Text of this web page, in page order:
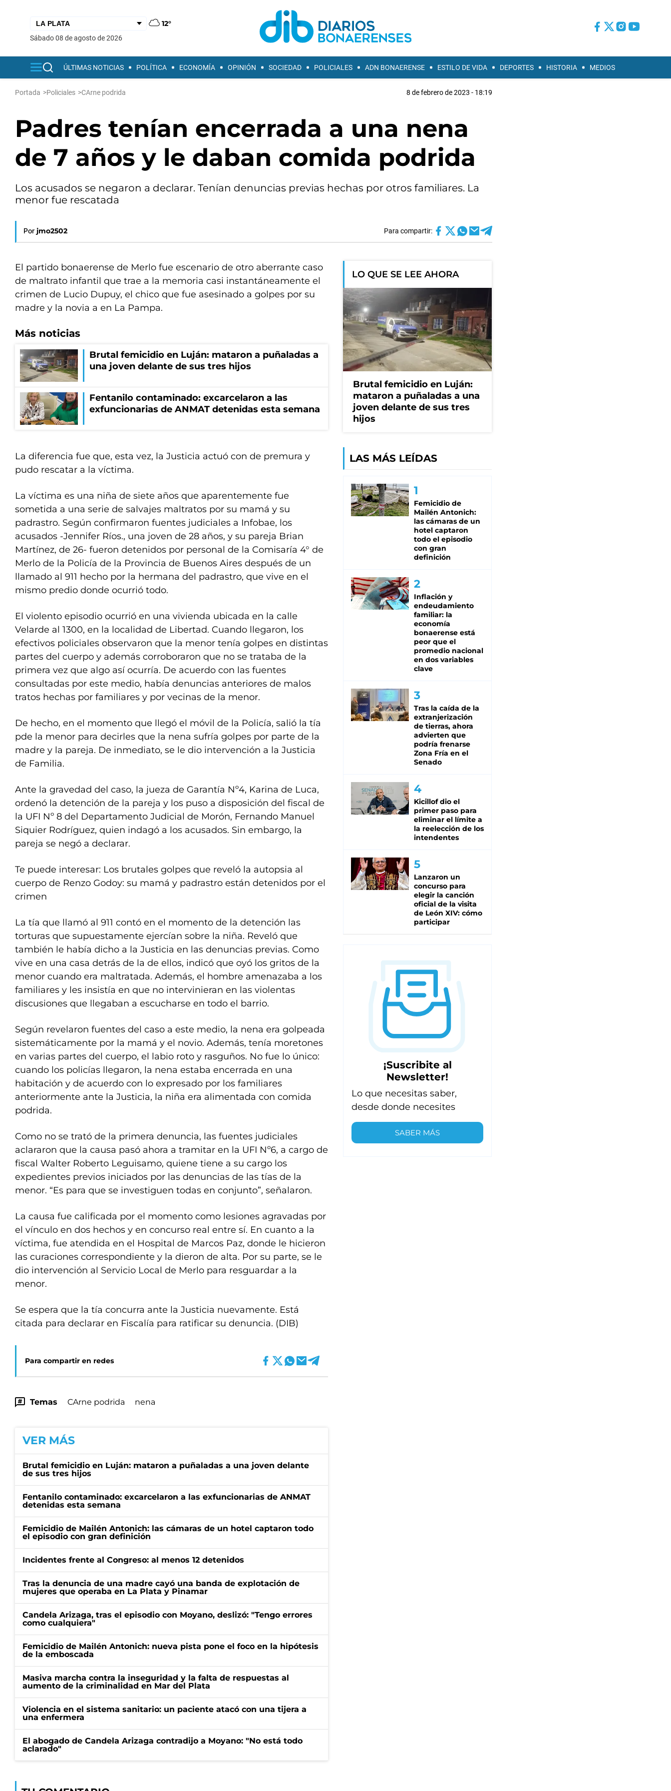
12°
sábado 08 de agosto de 2026
ÚLTIMAS NOTICIAS POLÍTICA ECONOMÍA OPINIÓN SOCIEDAD POLICIALES ADN BONAERENSE ESTILO DE VIDA DEPORTES HISTORIA MEDIOS
Portada >Policiales >CArne podrida 8 de febrero de 2023 - 18:19
Padres tenían encerrada a una nena
de 7 años y le daban comida podrida
Los acusados se negaron a declarar. Tenían denuncias previas hechas por otros familiares. La
menor fue rescatada
Por jmo2502 Para compartir:
El partido bonaerense de Merlo fue escenario de otro aberrante caso
de maltrato infantil que trae a la memoria casi instantáneamente el
crimen de Lucio Dupuy, el chico que fue asesinado a golpes por su
madre y la novia a en La Pampa.
Más noticias
Brutal femicidio en Luján: mataron a puñaladas a
una joven delante de sus tres hijos
Fentanilo contaminado: excarcelaron a las
exfuncionarias de ANMAT detenidas esta semana
La diferencia fue que, esta vez, la Justicia actuó con de premura y
pudo rescatar a la víctima.
La víctima es una niña de siete años que aparentemente fue
sometida a una serie de salvajes maltratos por su mamá y su
padrastro. Según confirmaron fuentes judiciales a Infobae, los
acusados -Jennifer Ríos., una joven de 28 años, y su pareja Brian
Martínez, de 26- fueron detenidos por personal de la Comisaría 4° de
Merlo de la Policía de la Provincia de Buenos Aires después de un
llamado al 911 hecho por la hermana del padrastro, que vive en el
mismo predio donde ocurrió todo.
El violento episodio ocurrió en una vivienda ubicada en la calle
Velarde al 1300, en la localidad de Libertad. Cuando llegaron, los
efectivos policiales observaron que la menor tenía golpes en distintas
partes del cuerpo y además corroboraron que no se trataba de la
primera vez que algo así ocurría. De acuerdo con las fuentes
consultadas por este medio, había denuncias anteriores de malos
tratos hechas por familiares y por vecinas de la menor.
De hecho, en el momento que llegó el móvil de la Policía, salió la tía
pde la menor para decirles que la nena sufría golpes por parte de la
madre y la pareja. De inmediato, se le dio intervención a la Justicia
de Familia.
Ante la gravedad del caso, la jueza de Garantía Nº4, Karina de Luca,
ordenó la detención de la pareja y los puso a disposición del fiscal de
la UFI Nº 8 del Departamento Judicial de Morón, Fernando Manuel
Siquier Rodríguez, quien indagó a los acusados. Sin embargo, la
pareja se negó a declarar.
Te puede interesar: Los brutales golpes que reveló la autopsia al
cuerpo de Renzo Godoy: su mamá y padrastro están detenidos por el
crimen
La tía que llamó al 911 contó en el momento de la detención las
torturas que supuestamente ejercían sobre la niña. Reveló que
también le había dicho a la Justicia en las denuncias previas. Como
vive en una casa detrás de la de ellos, indicó que oyó los gritos de la
menor cuando era maltratada. Además, el hombre amenazaba a los
familiares y les insistía en que no intervinieran en las violentas
discusiones que llegaban a escucharse en todo el barrio.
Según revelaron fuentes del caso a este medio, la nena era golpeada
sistemáticamente por la mamá y el novio. Además, tenía moretones
en varias partes del cuerpo, el labio roto y rasguños. No fue lo único:
cuando los policías llegaron, la nena estaba encerrada en una
habitación y de acuerdo con lo expresado por los familiares
anteriormente ante la Justicia, la niña era alimentada con comida
podrida.
Como no se trató de la primera denuncia, las fuentes judiciales
aclararon que la causa pasó ahora a tramitar en la UFI Nº6, a cargo de
fiscal Walter Roberto Leguisamo, quiene tiene a su cargo los
expedientes previos iniciados por las denuncias de las tías de la
menor. “Es para que se investiguen todas en conjunto”, señalaron.
La causa fue calificada por el momento como lesiones agravadas por
el vínculo en dos hechos y en concurso real entre sí. En cuanto a la
víctima, fue atendida en el Hospital de Marcos Paz, donde le hicieron
las curaciones correspondiente y la dieron de alta. Por su parte, se le
dio intervención al Servicio Local de Merlo para resguardar a la
menor.
Se espera que la tía concurra ante la Justicia nuevamente. Está
citada para declarar en Fiscalía para ratificar su denuncia. (DIB)
Para compartir en redes
Temas CArne podrida nena
VER MÁS
Brutal femicidio en Luján: mataron a puñaladas a una joven delante
de sus tres hijos
Fentanilo contaminado: excarcelaron a las exfuncionarias de ANMAT
detenidas esta semana
Femicidio de Mailén Antonich: las cámaras de un hotel captaron todo
el episodio con gran definición
Incidentes frente al Congreso: al menos 12 detenidos
Tras la denuncia de una madre cayó una banda de explotación de
mujeres que operaba en La Plata y Pinamar
Candela Arizaga, tras el episodio con Moyano, deslizó: "Tengo errores
como cualquiera"
Femicidio de Mailén Antonich: nueva pista pone el foco en la hipótesis
de la emboscada
Masiva marcha contra la inseguridad y la falta de respuestas al
aumento de la criminalidad en Mar del Plata
Violencia en el sistema sanitario: un paciente atacó con una tijera a
una enfermera
El abogado de Candela Arizaga contradijo a Moyano: "No está todo
aclarado"
LO QUE SE LEE AHORA
Brutal femicidio en Luján:
mataron a puñaladas a una
joven delante de sus tres
hijos
LAS MÁS LEÍDAS
Femicidio de
Mailén Antonich:
las cámaras de un
hotel captaron
todo el episodio
con gran
definición
Inflación y
endeudamiento
familiar: la
economía
bonaerense está
peor que el
promedio nacional
en dos variables
clave
Tras la caída de la
extranjerización
de tierras, ahora
advierten que
podría frenarse
Zona Fría en el
Senado
Kicillof dio el
primer paso para
eliminar el límite a
la reelección de los
intendentes
Lanzaron un
concurso para
elegir la canción
oficial de la visita
de León XIV: cómo
participar
¡Suscribite al
Newsletter!
Lo que necesitas saber,
desde donde necesites
SABER MÁS